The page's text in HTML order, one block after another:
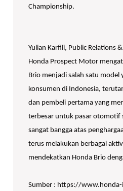
Championship.
Yulian Karfili, Public Relations
Honda Prospect Motor
Brio menjadi salah satu model
konsumen di Indonesia,
dan pembeli pertama yang
terbesar untuk pasar otomotif
sangat bangga atas
terus melakukan berbagai
mendekatkan Honda Brio
Sumber : https://